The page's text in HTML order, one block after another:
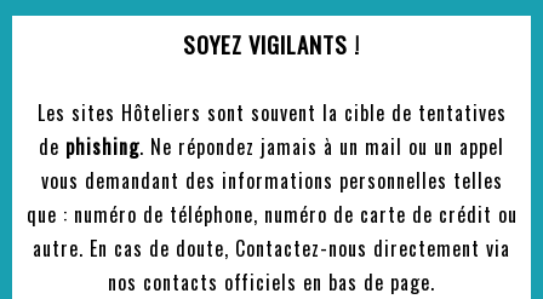
SOYEZ VIGILANTS !
Les sites Hôteliers sont souvent la cible de tentatives
de phishing. Ne répondez jamais à un mail ou un appel
vous demandant des informations personnelles telles
que : numéro de téléphone, numéro de carte de crédit ou
autre. En cas de doute, Contactez-nous directement via
nos contacts officiels en bas de page.